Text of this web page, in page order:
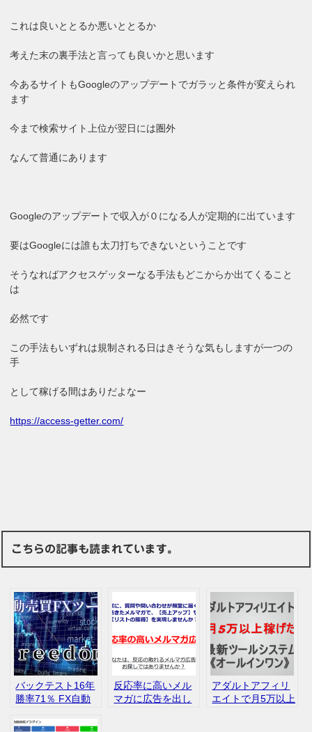
これは良いととるか悪いととるか
考えた末の裏手法と言っても良いかと思います
今あるサイトもGoogleのアップデートでガラッと条件が変えられ
ます
今まで検索サイト上位が翌日には圏外
なんて普通にあります
Googleのアップデートで収入が０になる人が定期的に出ています
要はGoogleには誰も太刀打ちできないということです
そうなればアクセスゲッターなる手法もどこからか出てくること
は
必然です
この手法もいずれは規制される日はきそうな気もしますが一つの
手
として稼げる間はありだよなー
https://access-getter.com/
こちらの記事も読まれています。
バックテスト16年
勝率71％ FX自動
DOM
反応率に高いメル
マガに広告を出し
アダルトアフィリ
エイトで月5万以上